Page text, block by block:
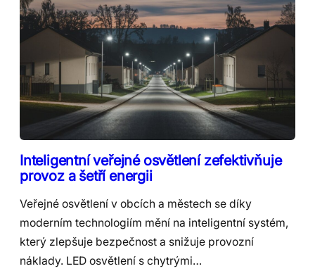
Inteligentní veřejné osvětlení zefektivňuje
provoz a šetří energii
Veřejné osvětlení v obcích a městech se díky
moderním technologiím mění na inteligentní systém,
který zlepšuje bezpečnost a snižuje provozní
náklady. LED osvětlení s chytrými…